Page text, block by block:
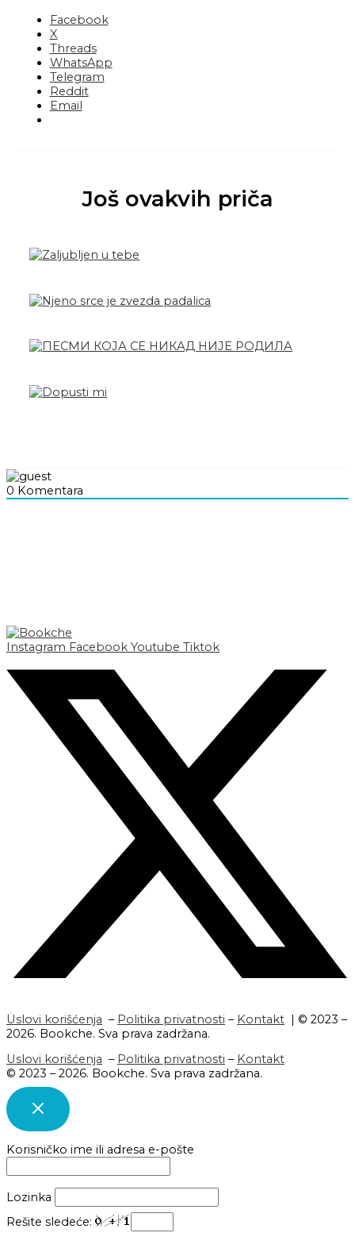
Facebook
X
Threads
WhatsApp
Telegram
Reddit
Email
Još ovakvih priča
0 Komentara
Instagram Facebook Youtube Tiktok
Uslovi korišćenja – Politika privatnosti – Kontakt | © 2023 –
2026. Bookche. Sva prava zadržana.
Uslovi korišćenja – Politika privatnosti – Kontakt
© 2023 – 2026. Bookche. Sva prava zadržana.
Korisničko ime ili adresa e-pošte
Lozinka
Rešite sledeće: